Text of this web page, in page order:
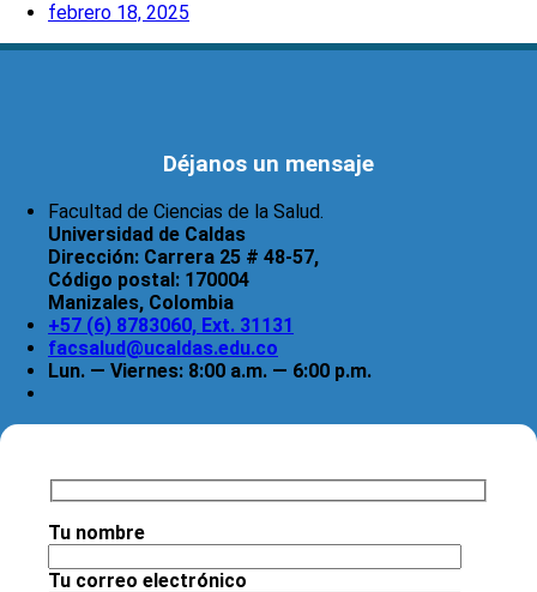
febrero 18, 2025
Déjanos un mensaje
Facultad de Ciencias de la Salud.
Universidad de Caldas
Dirección: Carrera 25 # 48-57,
Código postal: 170004
Manizales, Colombia
+57 (6) 8783060, Ext. 31131
facsalud@ucaldas.edu.co
Lun. — Viernes: 8:00 a.m. — 6:00 p.m.
Tu nombre
Tu correo electrónico